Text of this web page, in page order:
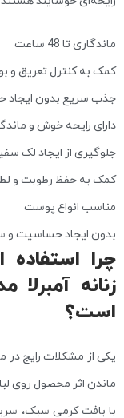
ماندگاری تا 48 ساعت
کمک به کنترل تعریق و
جذب سریع بدون
دارای رایحه خوش و
جلوگیری از ایجاد لک
کمک به حفظ رطوبت و
مناسب انواع پوست
بدون ایجاد حساسیت
چرا
است؟
یکی از مشکلات رایج
ماندن اثر محصول روی
با بافت کرمی سبک،